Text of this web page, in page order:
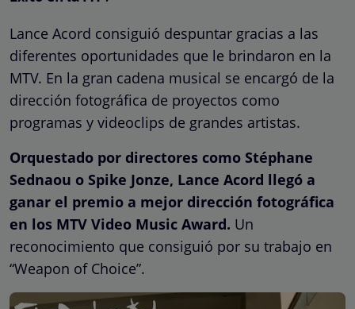
Lance Acord consiguió despuntar gracias a las
diferentes oportunidades que le brindaron en la
MTV. En la gran cadena musical se encargó de la
dirección fotográfica de proyectos como
programas y videoclips de grandes artistas.
Orquestado por directores como Stéphane
Sednaou o Spike Jonze, Lance Acord llegó a
ganar el premio a mejor dirección fotográfica
en los MTV Video Music Award. Un
reconocimiento que consiguió por su trabajo en
“Weapon of Choice”.